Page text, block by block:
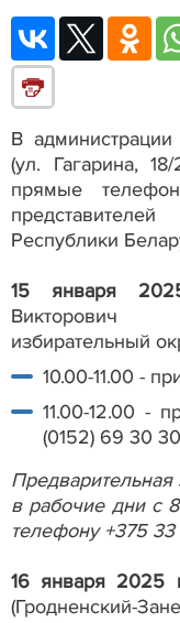
В
(ул. Гагарина,
прямые
Республики
15 января
Викторович
избирательный
10.00-11.00 -
11.00-12.00 -
(0152) 69 30
Предварительная
в рабочие дни с
телефону +375
16 января 2025
(Гродненский-